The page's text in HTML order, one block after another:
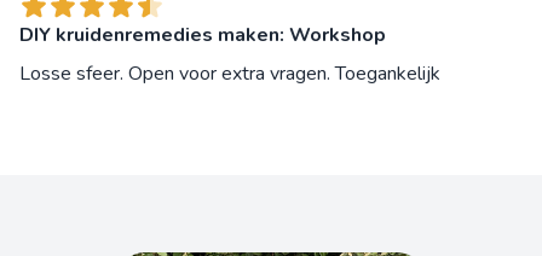
DIY kruidenremedies maken: Workshop
Losse sfeer. Open voor extra vragen. Toegankelijk